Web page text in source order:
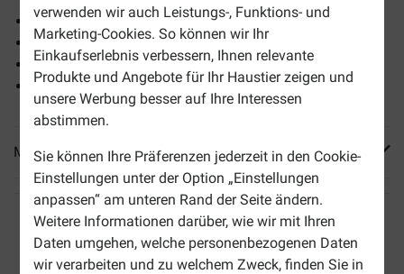
verwenden wir auch Leistungs-, Funktions- und
Marketing-Cookies. So können wir Ihr
Einkaufserlebnis verbessern, Ihnen relevante
Produkte und Angebote für Ihr Haustier zeigen und
unsere Werbung besser auf Ihre Interessen
abstimmen.
Sie können Ihre Präferenzen jederzeit in den Cookie-
Einstellungen unter der Option „Einstellungen
anpassen“ am unteren Rand der Seite ändern.
Weitere Informationen darüber, wie wir mit Ihren
Daten umgehen, welche personenbezogenen Daten
wir verarbeiten und zu welchem Zweck, finden Sie in
Bio-Katzenfutter
Getreidefrei und glutenfrei
100% natürlich
Für alle Altersgruppen
Mehr Produktinfos